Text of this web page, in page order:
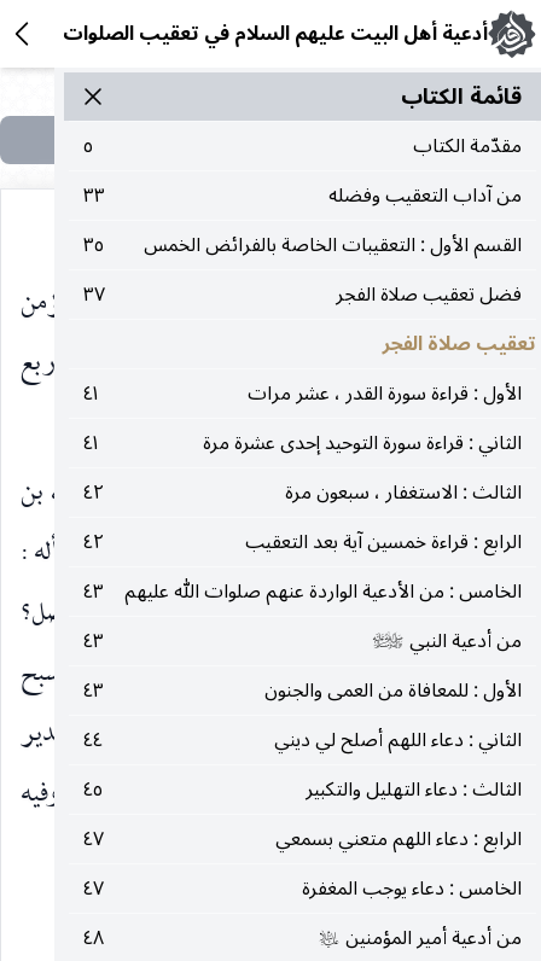
أدعية أهل البيت عليهم السلام في تعقيب الصلوات
قائمة الکتاب
مقدّمة الكتاب
٥
من آداب التعقيب وفضله
٣٣
القسم الأول : التعقيبات الخاصة بالفرائض الخمس
٣٥
فضل تعقيب صلاة الفجر
٣٧
تعقيب صلاة الفجر
الأول : قراءة سورة القدر ، عشر مرات
٤١
الثاني : قراءة سورة التوحيد إحدى عشرة مرة
٤١
الثالث : الاستغفار ، سبعون مرة
٤٢
الرابع : قراءة خمسين آية بعد التعقيب
٤٢
الخامس : من الأدعية الواردة عنهم صلوات الله عليهم ٤٣
من أدعية النبي صلى‌الله‌عليه‌وآله‌وسلم
٤٣
الأول : للمعافاة من العمى والجنون
٤٣
الثاني : دعاء اللهم أصلح لي ديني
٤٤
الثالث : دعاء التهليل والتكبير
٤٥
الرابع : دعاء اللهم متعني بسمعي
٤٧
الخامس : دعاء يوجب المغفرة
٤٧
من أدعية أمير المؤمنين عليه‌السلام
٤٨
وروي عن أبي الحسن موسى
قال : لايخلو المؤمن
من خمسة : سواك ومشط وسجادة وسبحة فيها أربع
وثلاثون حبة وخاتم عقيق.
وعن الطبرسي في الاحتجاج ، عن محمد بن عبدالله بن
جعفر الحميري ، أنه كتب إلى صاحب الزمان
عليه‌السلاميسأله :
هل يجوز أن يسبح الرجل بطين القبر؟ وهل فيه فضل؟
فأجاب : يجوز أن يسبح به ، فما من شيء من السبح
أفضل منه ، ومن فضله أن المسبح ينسى التسبيح ويدير
السبحة فيكتب له التسبيح ، وفي نسخة يجوز ذلك وفيه
الفضل.
كيفية تسبيح فاطمه